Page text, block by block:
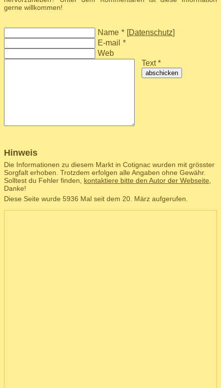
gerne willkommen!
Name * [Datenschutz]
E-mail *
Web
Text *
abschicken
Hinweis
Die Informationen zu diesem Markt in Cotignac wurden mit grösster
Sorgfalt erhoben. Trotzdem erfolgen alle Angaben ohne Gewähr.
Solltest du Fehler finden, kontaktiere bitte den Autor der Webseite
Danke!
Diese Seite wurde 5936 Mal seit dem 20. März aufgerufen.